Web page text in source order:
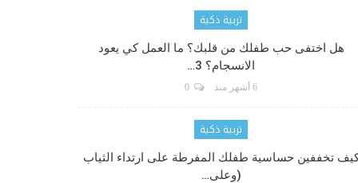
تربية ذكية
هل اختفى حب طفلك من قلبك؟ ما العمل كي يعود
الانسجام؟ 3…
6 أشهر منذ
تربية ذكية
تخففين حساسية طفلك المفرطة على ارتداء الثياب
(وعلى…